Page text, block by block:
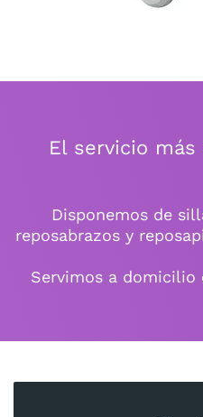
El servicio
Disponemos de
reposabrazos y
Servimos a domicilio